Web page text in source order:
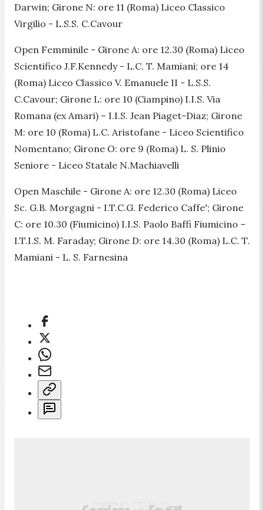
Darwin; Girone N: ore 11 (Roma) Liceo Classico
Virgilio - L.S.S. C.Cavour
Open Femminile - Girone A: ore 12.30 (Roma) Liceo
Scientifico J.F.Kennedy - L.C. T. Mamiani; ore 14
(Roma) Liceo Classico V. Emanuele II - L.S.S.
C.Cavour; Girone L: ore 10 (Ciampino) I.I.S. Via
Romana (ex Amari) – I.I.S. Jean Piaget-Diaz; Girone
M: ore 10 (Roma) L.C. Aristofane - Liceo Scientifico
Nomentano; Girone O: ore 9 (Roma) L. S. Plinio
Seniore - Liceo Statale N.Machiavelli
Open Maschile - Girone A: ore 12.30 (Roma) Liceo
Sc. G.B. Morgagni - I.T.C.G. Federico Caffe'; Girone
C: ore 10.30 (Fiumicino) I.I.S. Paolo Baffi Fiumicino –
I.T.I.S. M. Faraday; Girone D: ore 14.30 (Roma) L.C. T.
Mamiani - L. S. Farnesina